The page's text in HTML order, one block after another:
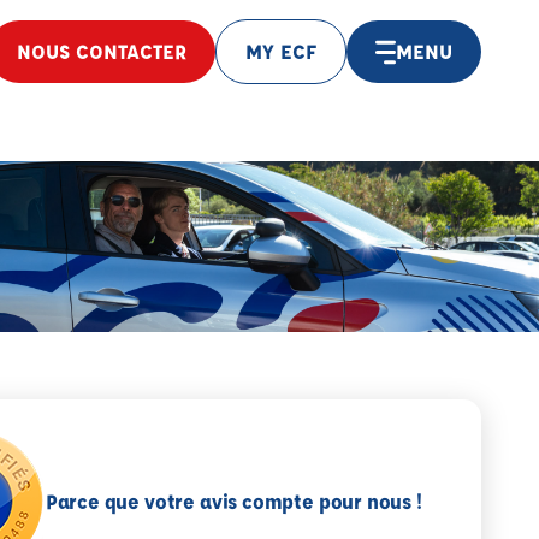
NOUS CONTACTER MY ECF MENU
Parce que votre avis compte pour nous !